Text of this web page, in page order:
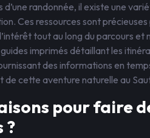
randonnée, il existe une
Ces ressources sont
tout au long du parcours et
imprimés détaillant les
des informations en
cette aventure naturelle au
pour faire
?